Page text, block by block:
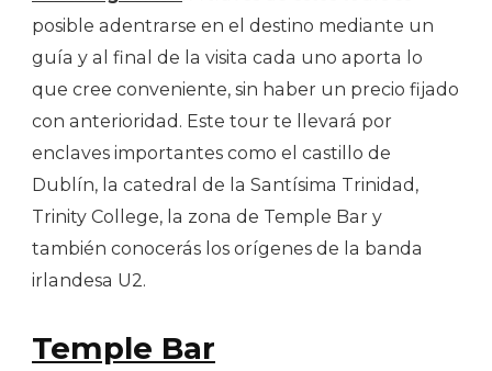
posible adentrarse en el destino mediante un
guía y al final de la visita cada uno aporta lo
que cree conveniente, sin haber un precio fijado
con anterioridad. Este tour te llevará por
enclaves importantes como el castillo de
Dublín, la catedral de la Santísima Trinidad,
Trinity College, la zona de Temple Bar y
también conocerás los orígenes de la banda
irlandesa U2.
Temple Bar